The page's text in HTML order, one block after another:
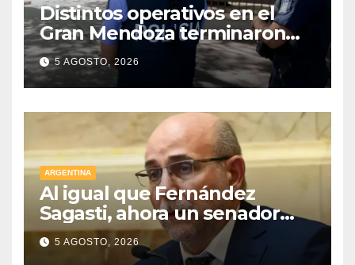
Distintos operativos en el
Gran Mendoza terminaron
con cuatro delincuentes
detenidos
5 AGOSTO, 2026
ARGENTINA
Al igual que Fernández
Sagasti, ahora un senador
radical pidió votar en forma
remota
5 AGOSTO, 2026